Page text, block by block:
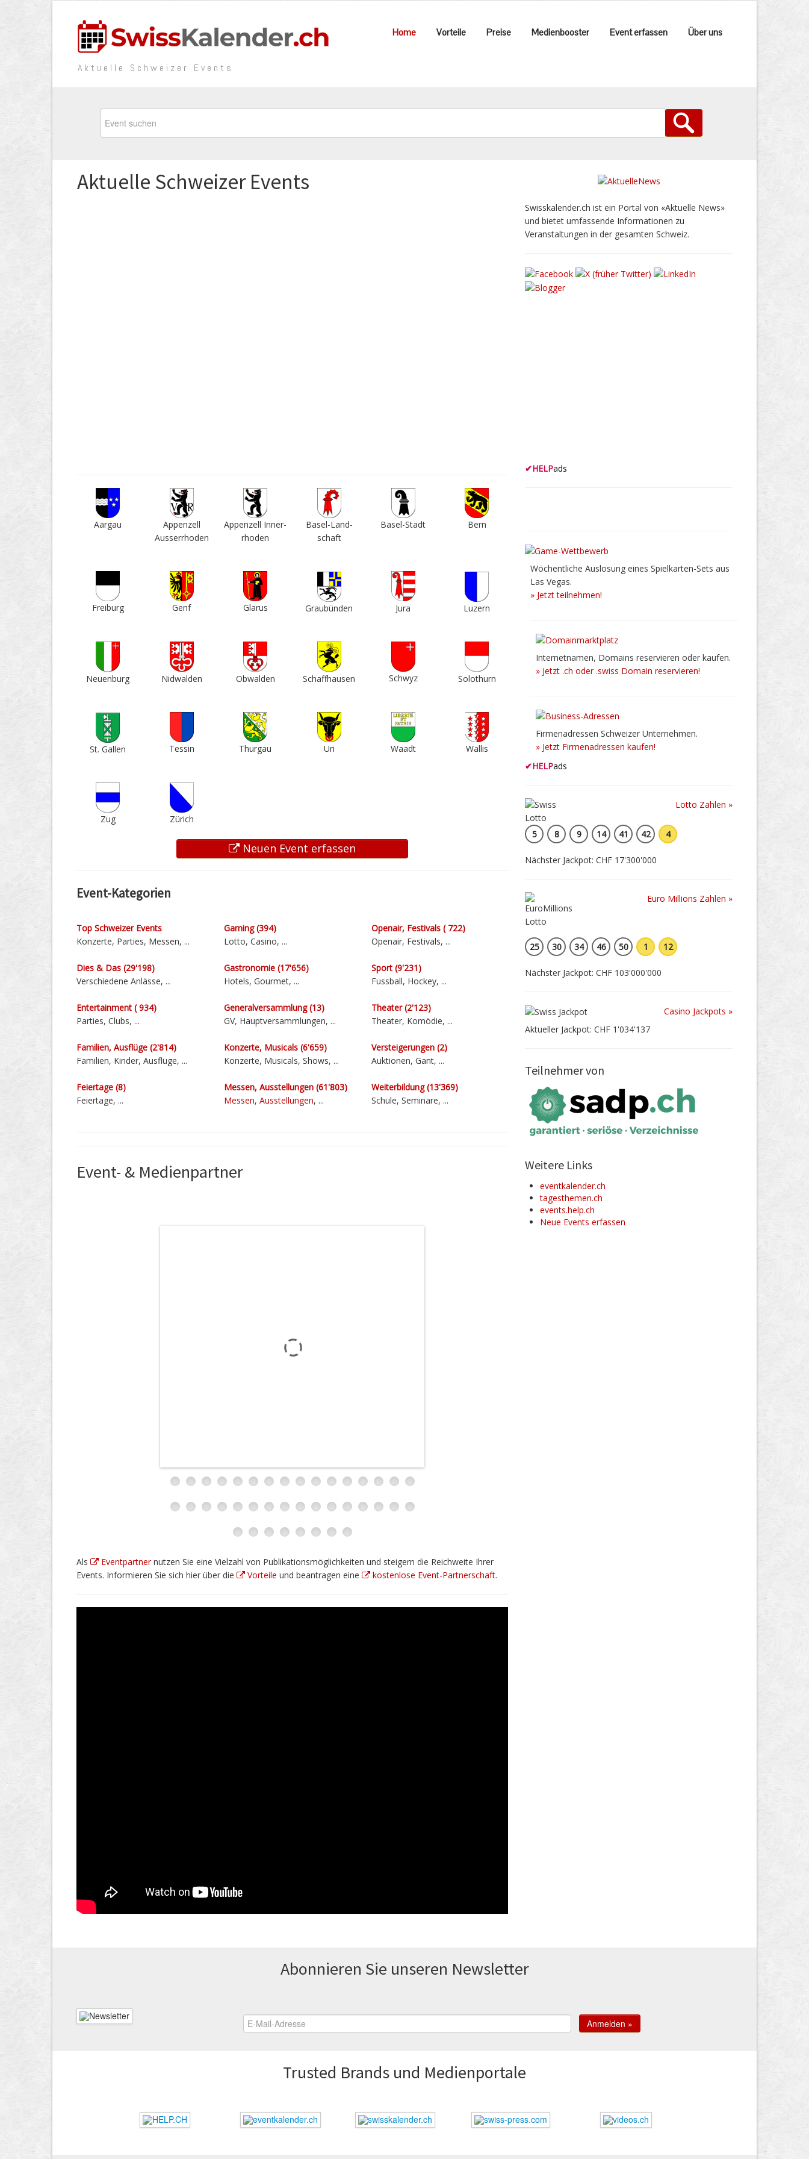
Aktuelle Schweizer Events
Home Vorteile Preise Medienbooster Event erfassen Über uns
Aktuelle Schweizer Events
Aargau
Appenzell
Ausser­rhoden
Appenzell Inner­
rhoden
Basel-Land­
schaft
Basel-Stadt Bern
Frei­burg Genf Glarus Grau­bün­den Jura Luzern
Neuen­burg Nid­walden Ob­walden Schaff­hausen Schwyz Solo­thurn
St. Gallen Tessin Thur­gau Uri Waadt Wallis
Zug Zürich
Neuen Event erfassen
Event-Kategorien
Top Schweizer Events
Konzerte, Parties, Messen, ...
Dies & Das (29'198)
Verschiedene Anlässe, ...
Entertainment ( 934)
Parties, Clubs, ...
Familien, Ausflüge (2'814)
Familien, Kinder, Ausflüge, ...
Feiertage (8)
Feiertage, ...
Gaming (394)
Lotto, Casino, ...
Gastronomie (17'656)
Hotels, Gourmet, ...
General­ver­sammlung (13)
GV, Haupt­ver­sammlungen, ...
Konzerte, Musicals (6'659)
Konzerte, Musicals, Shows, ...
Messen, Aus­stellungen (61'803)
Messen,Ausstellungen, ...
Openair, Festivals ( 722)
Openair, Festivals, ...
Sport (9'231)
Fussball, Hockey, ...
Theater (2'123)
Theater, Komödie, ...
Versteige­rungen (2)
Auktionen, Gant, ...
Weiter­bildung (13'369)
Schule, Seminare, ...
Event- & Medienpartner
Als Eventpartnernutzen Sie eine Vielzahl von Publikationsmöglichkeiten und steigern die Reichweite Ihrer
Events. Informieren Sie sich hier über die
Vorteile und beantragen eine kostenlose Event-Partnerschaft.
Swisskalender.ch ist ein Portal von «Aktuelle News»
und bietet umfassende Informationen zu
Veranstaltungen in der gesamten Schweiz.
✔HELPads
Wöchentliche Auslosung eines Spielkarten-Sets aus
Las Vegas.
» Jetzt teilnehmen!
Internetnamen, Domains reservieren oder kaufen.
» Jetzt .ch oder .swiss Domain reservieren!
Firmenadressen Schweizer Unternehmen.
» Jetzt Firmenadressen kaufen!
✔HELPads
Lotto Zahlen »
5 8 9 14 41 42 4
Nächster Jackpot: CHF 17'300'000
Euro Millions Zahlen »
25 30 34 46 50 1 12
Nächster Jackpot: CHF 103'000'000
Casino Jackpots »
Aktueller Jackpot: CHF 1'034'137
Teilnehmer von
Weitere Links
eventkalender.ch
tagesthemen.ch
events.help.ch
Neue Events erfassen
Abonnieren Sie unseren News­letter
Trusted Brands und Medienportale